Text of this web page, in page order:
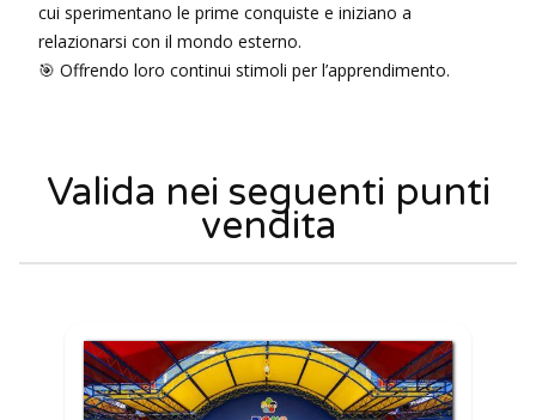
cui sperimentano le prime conquiste e iniziano a
relazionarsi con il mondo esterno.
🎯 Offrendo loro continui stimoli per l’apprendimento.
Valida nei seguenti punti
vendita